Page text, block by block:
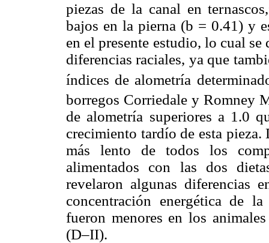
piezas de la canal en ternascos,
bajos en la pierna (b = 0.41) y
en el presente estudio, lo cual
diferencias raciales, ya que
índices de alometría
borregos Corriedale y Romney
de alometría superiores a 1.0
crecimiento tardío de esta
más lento de todos los
alimentados con las dos
revelaron algunas diferencias
concentración energética de
fueron menores en los
(D–II).